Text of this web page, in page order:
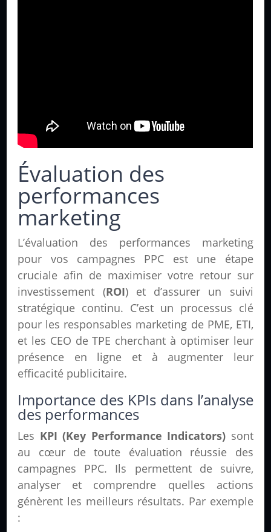
Évaluation des
performances
marketing
L’évaluation des performances marketing
pour vos campagnes PPC est une étape
cruciale afin de maximiser votre retour sur
investissement (ROI) et d’assurer un suivi
stratégique continu. C’est un processus clé
pour les responsables marketing de PME, ETI,
et les CEO de TPE cherchant à optimiser leur
présence en ligne et à augmenter leur
efficacité publicitaire.
Importance des KPIs dans l’analyse
des performances
Les KPI (Key Performance Indicators) sont
au cœur de toute évaluation réussie des
campagnes PPC. Ils permettent de suivre,
analyser et comprendre quelles actions
génèrent les meilleurs résultats. Par exemple
: